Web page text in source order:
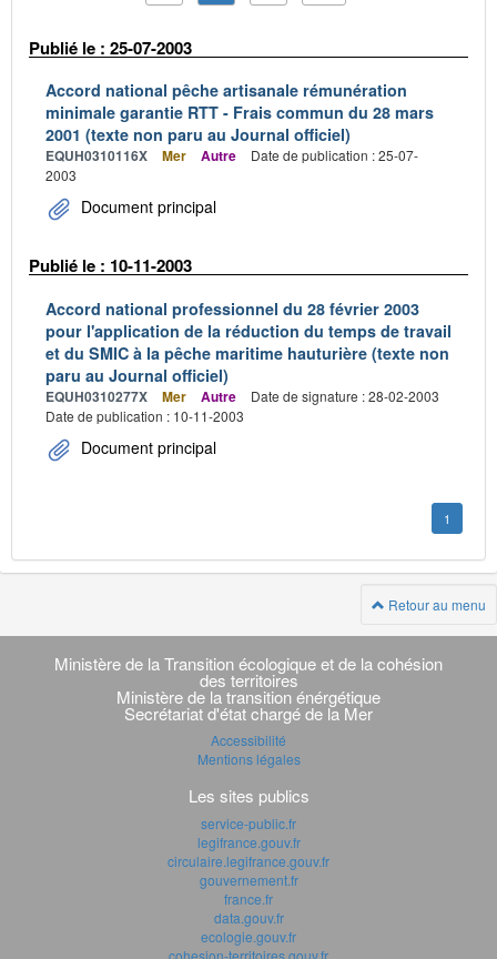
Publié le : 25-07-2003
Accord national pêche artisanale rémunération
minimale garantie RTT - Frais commun du 28 mars
2001 (texte non paru au Journal officiel)
EQUH0310116X Mer Autre
Date de publication : 25-07-
2003
Document principal
Publié le : 10-11-2003
Accord national professionnel du 28 février 2003
pour l'application de la réduction du temps de travail
et du SMIC à la pêche maritime hauturière (texte non
paru au Journal officiel)
EQUH0310277X Mer Autre
Date de signature : 28-02-2003
Date de publication : 10-11-2003
Document principal
1
Retour au menu
Navigation
transverse
Ministère de la Transition écologique et de la cohésion
des territoires
Ministère de la transition énérgétique
Secrétariat d'état chargé de la Mer
Accessibilité
Mentions légales
Les sites publics
service-public.fr
legifrance.gouv.fr
circulaire.legifrance.gouv.fr
gouvernement.fr
france.fr
data.gouv.fr
ecologie.gouv.fr
cohesion-territoires.gouv.fr